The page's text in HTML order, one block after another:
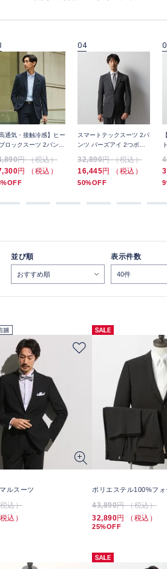
高通気・接触冷感】ヒー
ロックスーツ 2パンツ
ック 2つボタン
円 （税込）
円 （税込）
04
スマートテックスーツ 2パ
ンツ バーズアイ 2つボタ
32,890円 （税込）
16,445円 （税込）
50%OFF
並び順 表示件数
ルスーツ
込）
込）
ポリエステル100%フ
43,890円 （税込）
32,890円 （税込）
25%OFF